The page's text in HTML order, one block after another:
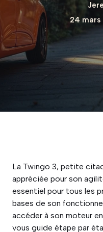
24 mars
La Twingo 3, petite
appréciée pour son
essentiel pour tous les
bases de son
accéder à son moteur
vous guide étape par